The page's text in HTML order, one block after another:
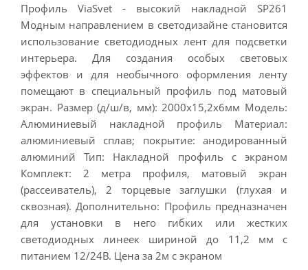
Профиль ViaSvet - высокий накладной SP261
Модным направлением в светодизайне становится
использование светодиодных лент для подсветки
интерьера. Для создания особых световых
эффектов и для необычного оформления ленту
помещают в специальный профиль под матовый
экран. Размер (д/ш/в, мм): 2000х15,2х6мм Модель:
Алюминиевый накладной профиль Материал:
алюминиевый сплав; покрытие: анодированный
алюминий Тип: Накладной профиль с экраном
Комплект: 2 метра профиля, матовый экран
(рассеиватель), 2 торцевые заглушки (глухая и
сквозная). Дополнительно: Профиль предназначен
для установки в него гибких или жестких
светодиодных линеек шириной до 11,2 мм с
питанием 12/24В. Цена за 2м с экраном